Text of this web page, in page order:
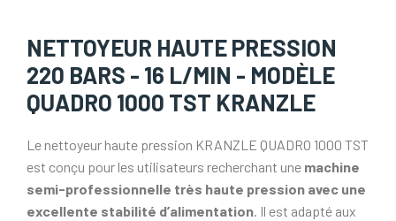
NETTOYEUR HAUTE PRESSION
220 BARS - 16 L/MIN - MODÈLE
QUADRO 1000 TST KRANZLE
Le nettoyeur haute pression KRANZLE QUADRO 1000 TST
est conçu pour les utilisateurs recherchant une machine
semi-professionnelle très haute pression avec une
excellente stabilité d’alimentation. Il est adapté aux